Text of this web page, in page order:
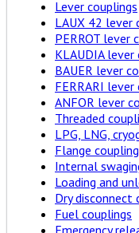
Lever couplings
LAUX 42 lever
PERROT lever
KLAUDIA lever
BAUER lever
FERRARI lever
ANFOR lever
Threaded
LPG, LNG,
Flange
Internal
Loading and
Dry disconnect
Fuel couplings